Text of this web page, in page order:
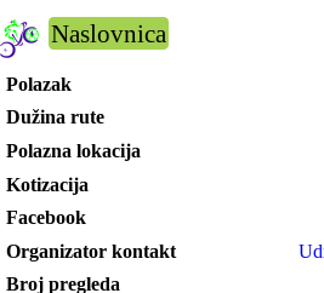
Naslovnica
Polazak
Dužina rute
Polazna lokacija
Kotizacija
Facebook
Organizator kontakt
Broj pregleda